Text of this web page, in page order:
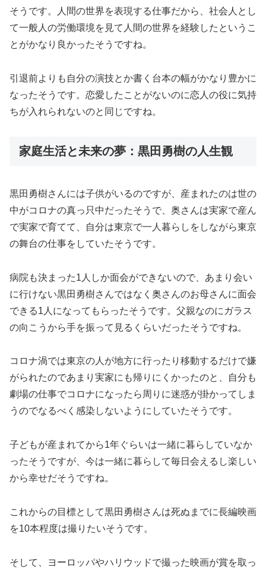
そうです。人間の世界を表現する仕事だから、社会人とし
て一般人の労働環境を見て人間の世界を経験したというこ
とがかなり良かったそうですね。
引退前よりも自分の演技とか書く台本の幅がかなり豊かに
なったそうです。恋愛したことがないのに恋人の役に気持
ちが入れられないのと同じですね。
家庭生活と未来の夢：黒田勇樹の人生観
黒田勇樹さんには子供がいるのですが、産まれたのは世の
中がコロナの真っ只中だったそうで、奥さんは実家で産ん
で実家で育てて、自分は東京で一人暮らしをしながら東京
の舞台の仕事をしていたそうです。
病院も決まった1人しか面会ができないので、あまり会い
に行けない黒田勇樹さんではなく奥さんのお母さんに面会
できる1人になってもらったそうです。父親なのにガラス
の向こうから手を振って見るくらいだったそうですね。
コロナ渦では東京の人が地方に行ったり移動するだけで嫌
がられたのであまり実家にも帰りにくかったのと、自分も
劇場の仕事でコロナになったら周りに迷惑が掛かってしま
うのでなるべく感染しないようにしていたそうです。
子どもが産まれてから1年ぐらいは一緒に暮らしていなか
ったそうですが、今は一緒に暮らして毎日会えるし楽しい
から幸せだそうですね。
これからの目標として黒田勇樹さんは死ぬまでに長編映画
を10本程度は撮りたいそうです。
そして、ヨーロッパやハリウッドで撮った映画が賞を取っ